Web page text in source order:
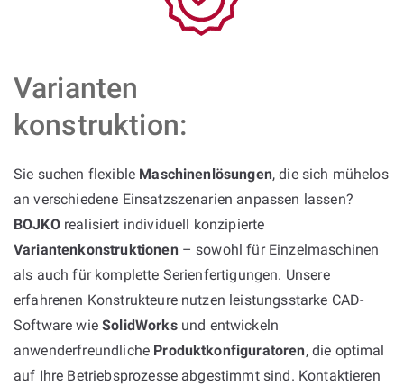
Varianten
konstruktion:
Sie suchen flexible Maschinenlösungen, die sich mühelos
an verschiedene Einsatzszenarien anpassen lassen?
BOJKOrealisiert individuell konzipierte
Variantenkonstruktionen– sowohl für Einzelmaschinen
als auch für komplette Serienfertigungen. Unsere
erfahrenen Konstrukteure nutzen leistungsstarke CAD-
Software wieSolidWorksund entwickeln
anwenderfreundliche Produktkonfiguratoren, die optimal
auf Ihre Betriebsprozesse abgestimmt sind. Kontaktieren